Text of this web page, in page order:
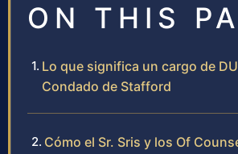
ON THIS
Lo que significa un cargo de
Condado de Stafford
Cómo el Sr. Sris y los Of